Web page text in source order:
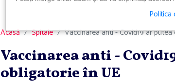
Acasă Spitale Vaccinarea anti - Covid19 ar
Vaccinarea anti -
obligatorie în UE
Politica